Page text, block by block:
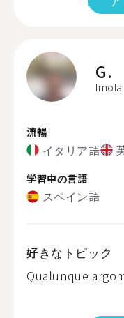
G.
Imola
流暢
イタリア語
学習中の言語
スペイン語
好きなトピック
Qualunque